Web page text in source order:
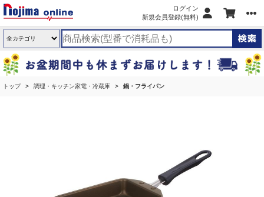
ログイン
新規会員登録(無料)
トップ 調理・キッチン家電・冷蔵庫 鍋・フライパン